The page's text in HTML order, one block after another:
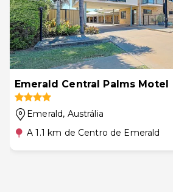
Emerald Central Palms Motel
Emerald, Austrália
A 1.1 km de Centro de Emerald